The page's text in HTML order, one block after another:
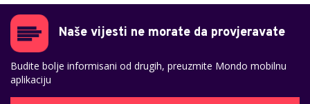
Naše vijesti ne morate da provjeravate
Budite bolje informisani od drugih, preuzmite Mondo mobilnu
aplikaciju